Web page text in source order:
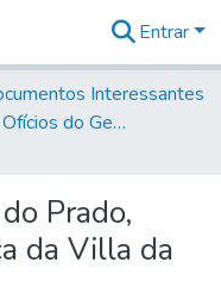
Entrar
Interessantes
Volume 85 - Ofícios do General Francisco da Cunha Menezes (Governador da Capitania): 1782- 1786
Prado,
da Villa da